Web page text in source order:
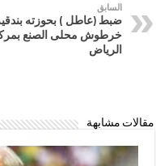
السابق
ضبط (عاطل ) بحوزته
خرطوش محلى الصنع
الرياض
مقالات مشابهة